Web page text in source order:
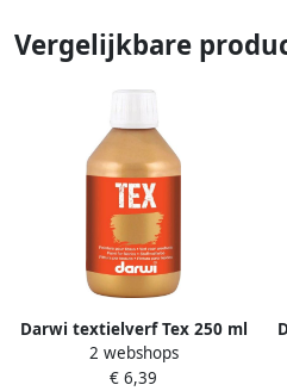
Vergelijkbare
Darwi textielverf Tex 250 ml
goud
2 webshops
€ 6,39